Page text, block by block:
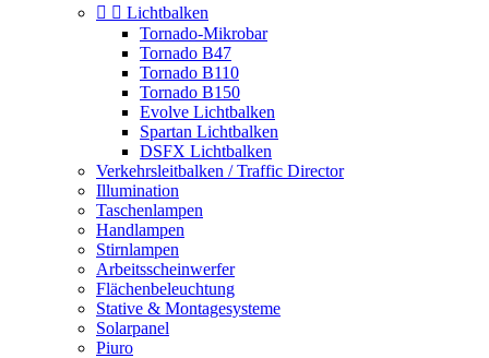
  Lichtbalken
Tornado-Mikrobar
Tornado B47
Tornado B110
Tornado B150
Evolve Lichtbalken
Spartan Lichtbalken
DSFX Lichtbalken
Verkehrsleitbalken / Traffic Director
Illumination
Taschenlampen
Handlampen
Stirnlampen
Arbeitsscheinwerfer
Flächenbeleuchtung
Stative & Montagesysteme
Solarpanel
Piuro